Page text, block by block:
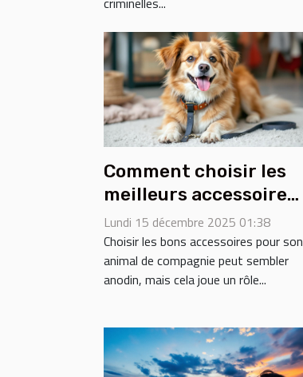
Comment choisir les
meilleurs accessoires
pour votre
compagnon à quatre
pattes ?
Lundi 15 décembre 2025 01:38
Choisir les bons accessoires pour son
animal de compagnie peut sembler
anodin, mais cela joue un rôle...